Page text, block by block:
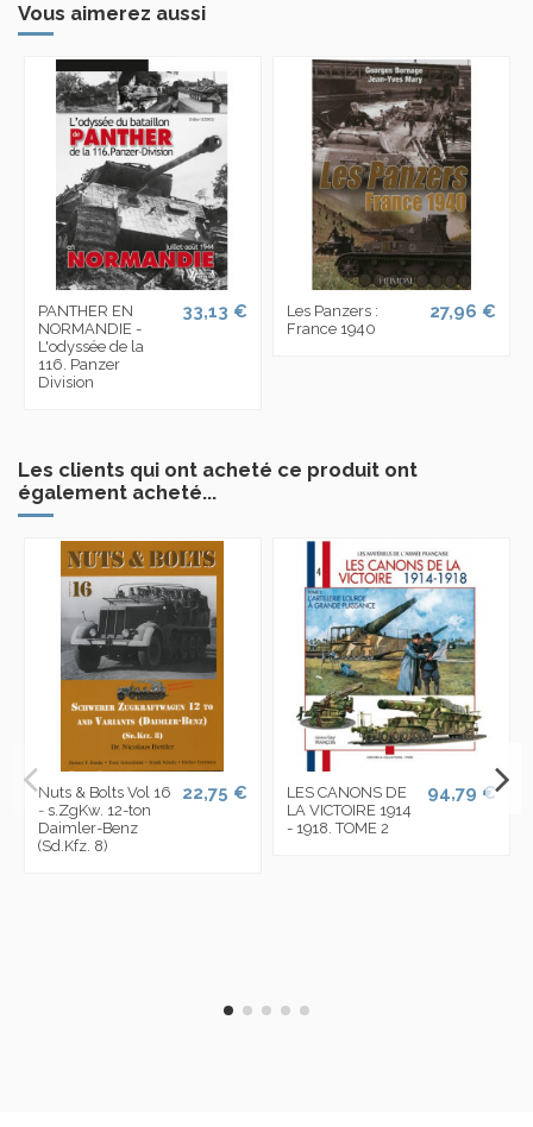
Vous aimerez aussi
PANTHER EN
NORMANDIE -
L'odyssée de la
116. Panzer
Division
33,13 €
Les Panzers :
France 1940
27,96 €
Les clients qui ont acheté ce produit ont
également acheté...
Nuts & Bolts Vol 16
- s.ZgKw. 12-ton
Daimler-Benz
(Sd.Kfz. 8)
22,75 €
LES CANONS DE
LA VICTOIRE 1914
- 1918. TOME 2
94,79 €